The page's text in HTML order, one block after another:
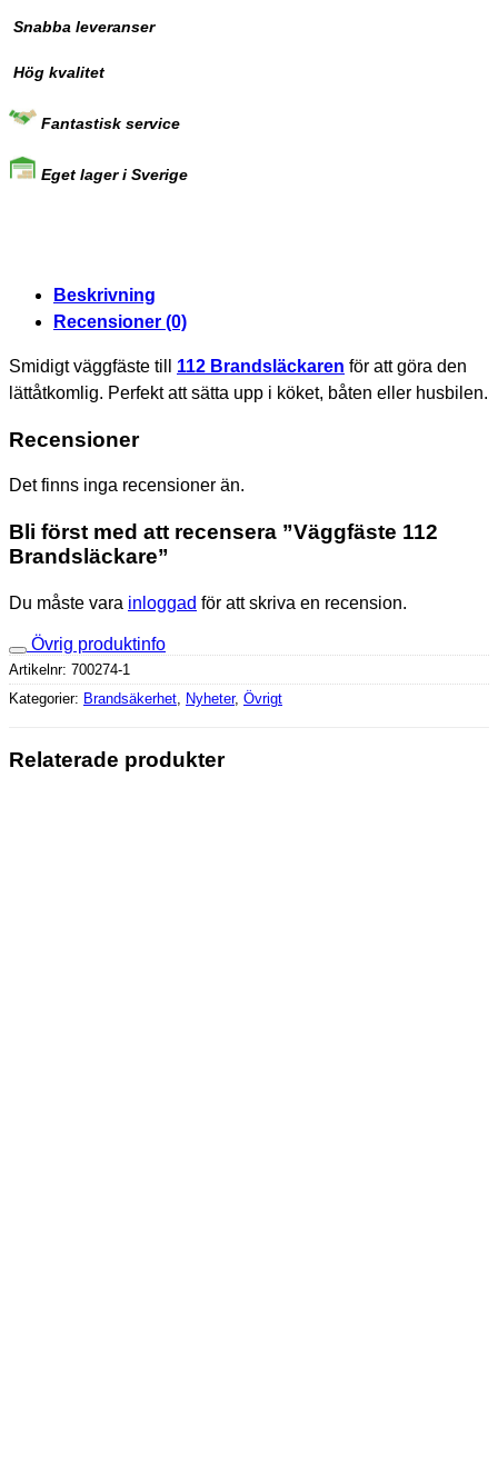
Snabba leveranser
Hög kvalitet
Fantastisk service
Eget lager i Sverige
Beskrivning
Recensioner (0)
Smidigt väggfäste till 112 Brandsläckaren för att göra den
lättåtkomlig. Perfekt att sätta upp i köket, båten eller husbilen.
Recensioner
Det finns inga recensioner än.
Bli först med att recensera ”Väggfäste 112
Brandsläckare”
Du måste vara inloggad för att skriva en recension.
Övrig produktinfo
Artikelnr: 700274-1
Kategorier: Brandsäkerhet Nyheter, Övrigt
Relaterade produkter